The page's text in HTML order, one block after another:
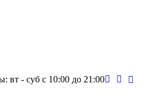
вт - суб c 10:00 до 21:00